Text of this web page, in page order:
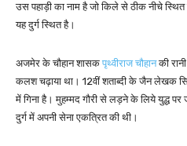
उस पहाड़ी का नाम है जो किले से ठीक नीचे
यह दुर्ग स्थित है।
अजमेर के चौहान शासक पृथ्वीराज चौहानकी
कलश चढ़ाया था। 12वीं शताब्दी के जैन लेखक
में गिना है। मुहम्मद गौरी से लड़ने के लिये युद्ध पर
दुर्ग में अपनी सेना एकत्रित की थी।